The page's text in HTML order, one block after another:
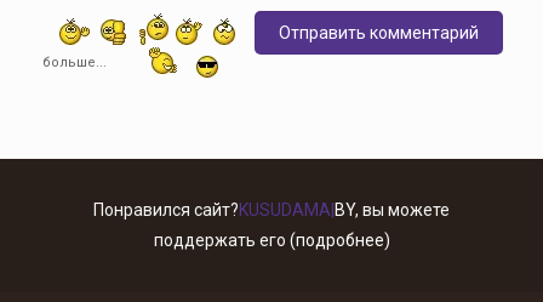
больше...
Понравился сайт?KUSUDAMA| BY, вы можете
поддержать его (подробнее)